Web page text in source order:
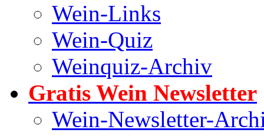
Wein-Links
Wein-Quiz
Weinquiz-Archiv
Gratis Wein Newsletter
Wein-Newsletter-